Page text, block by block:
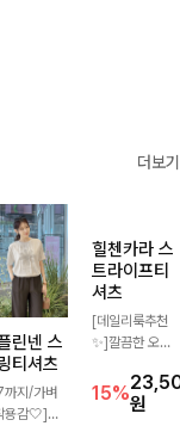
더보기
린넨 스
티셔츠
지/가벼
용감🤍]린
힐첸카라 스
셔츠
[데일리룩추천